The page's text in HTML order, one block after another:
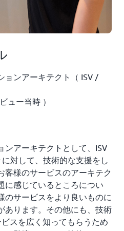
ョンアーキテクト（ ISV /
ュー当時 ）
ンアーキテクトとして、ISV
対して、技術的な支援をし
客様のサービスのアーキテク
に感じているところについ
のサービスをより良いものに
あります。その他にも、技術
スを広く知ってもらうため